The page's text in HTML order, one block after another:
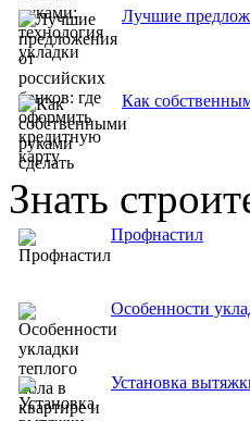
Лучшие
Как
Знать
Профнастил
Особенности
Установка